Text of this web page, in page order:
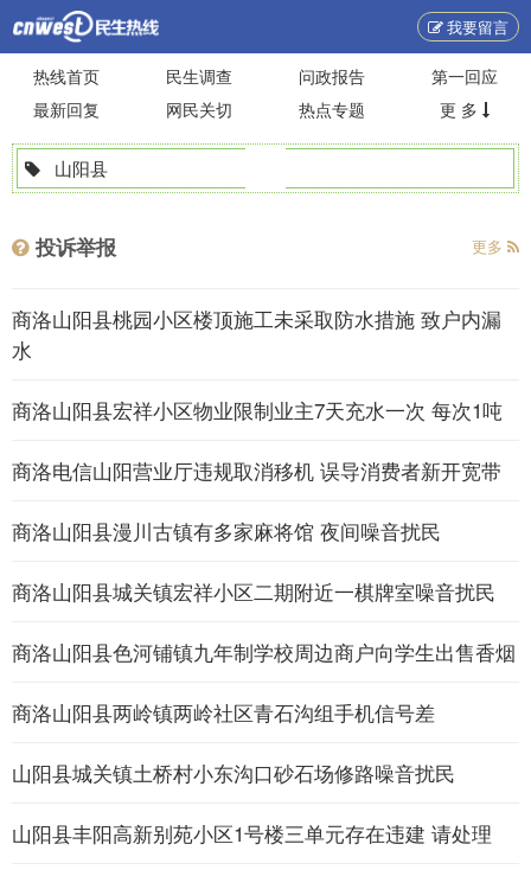
我要留言
热线首页 民生调查 问政报告
第一回应
最新回复
网民关切 热点专题 更 多
山阳县
投诉举报 更多
商洛山阳县桃园小区楼顶施工未采取防水措施 致户内漏
水
商洛山阳县宏祥小区物业限制业主7天充水一次 每次1吨
商洛电信山阳营业厅违规取消移机 误导消费者新开宽带
商洛山阳县漫川古镇有多家麻将馆 夜间噪音扰民
商洛山阳县城关镇宏祥小区二期附近一棋牌室噪音扰民
商洛山阳县色河铺镇九年制学校周边商户向学生出售香烟
商洛山阳县两岭镇两岭社区青石沟组手机信号差
山阳县城关镇土桥村小东沟口砂石场修路噪音扰民
山阳县丰阳高新别苑小区1号楼三单元存在违建 请处理